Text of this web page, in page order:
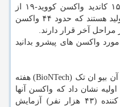
بهداشت جهانی، هم اکنون بیش از ۱۵۰ کاندید واکسن کووید-۱۹ از
شرکت های مختلف دارویی در حال تولید هستند که حدود ۴۴ واکسن
واکسن های پیشرو بدانید
واکسن فایزر (Pfizer) و شریک آلمانی آن بیو ان تک (BioNTech) هفته
نشان داد که واکسن آنها
در بیش از ۹۰ درصد افراد شرکت کننده (۴۳ هزار نفر) آزمایش